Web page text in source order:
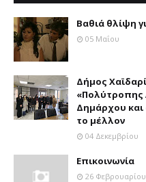
Βαθιά θλίψη
05 Μαΐου
Δήμος
«Πολύτροπης
Δημάρχου και
το μέλλον
04 Δεκεμβρίου
Επικοινωνία
26 Φεβρουαρίου